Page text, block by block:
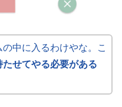
の中に入るわけやな。こ
たせてやる必要がある